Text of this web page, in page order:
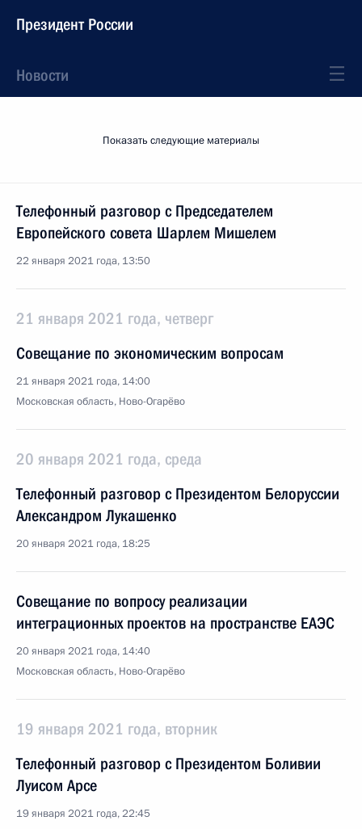
Президент России
Новости
Показать следующие материалы
Телефонный разговор с Председателем
Европейского совета Шарлем Мишелем
22 января 2021 года, 13:50
21 января 2021 года, четверг
Совещание по экономическим вопросам
21 января 2021 года, 14:00
Московская область, Ново-Огарёво
20 января 2021 года, среда
Телефонный разговор с Президентом Белоруссии
Александром Лукашенко
20 января 2021 года, 18:25
Совещание по вопросу реализации
интеграционных проектов на пространстве ЕАЭС
20 января 2021 года, 14:40
Московская область, Ново-Огарёво
19 января 2021 года, вторник
Телефонный разговор с Президентом Боливии
Луисом Арсе
19 января 2021 года, 22:45